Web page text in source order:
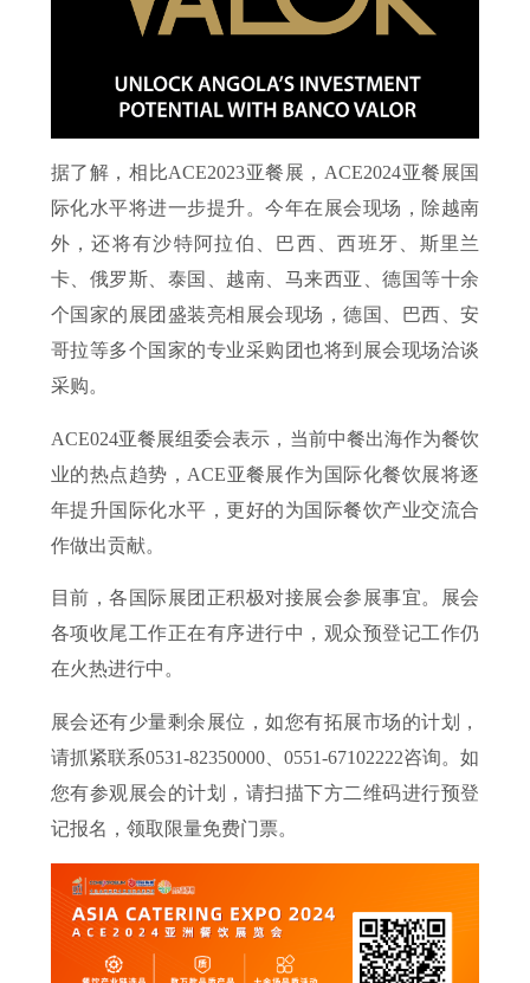
据了解，相比ACE2023亚餐展，ACE2024亚餐展国
际化水平将进一步提升。今年在展会现场，除越南
外，还将有沙特阿拉伯、巴西、西班牙、斯里兰
卡、俄罗斯、泰国、越南、马来西亚、德国等十余
个国家的展团盛装亮相展会现场，德国、巴西、安
哥拉等多个国家的专业采购团也将到展会现场洽谈
采购。
ACE024亚餐展组委会表示，当前中餐出海作为餐饮
业的热点趋势，ACE亚餐展作为国际化餐饮展将逐
年提升国际化水平，更好的为国际餐饮产业交流合
作做出贡献。
目前，各国际展团正积极对接展会参展事宜。展会
各项收尾工作正在有序进行中，观众预登记工作仍
在火热进行中。
展会还有少量剩余展位，如您有拓展市场的计划，
请抓紧联系0531-82350000、0551-67102222咨询。如
您有参观展会的计划，请扫描下方二维码进行预登
记报名，领取限量免费门票。